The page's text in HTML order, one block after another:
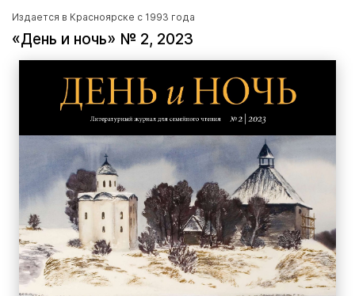
Издается в Красноярске с 1993 года
«День и ночь» № 2, 2023